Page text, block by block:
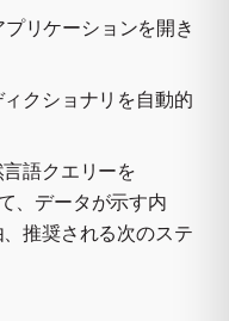
リケーションを開き
クショナリを自動的
語クエリーを
、データが示す内
推奨される次のステ